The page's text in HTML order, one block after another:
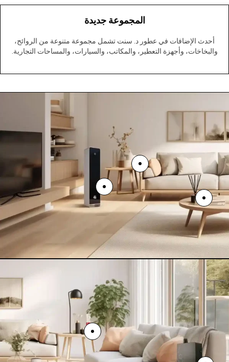
المجموعة جديدة
أحدث الإضافات في عطور د. سنت تشمل مجموعة متنوعة من الروائح،
والبخاخات، وأجهزة التعطير ، والمكاتب، والسيارات، والمساحات التجارية.